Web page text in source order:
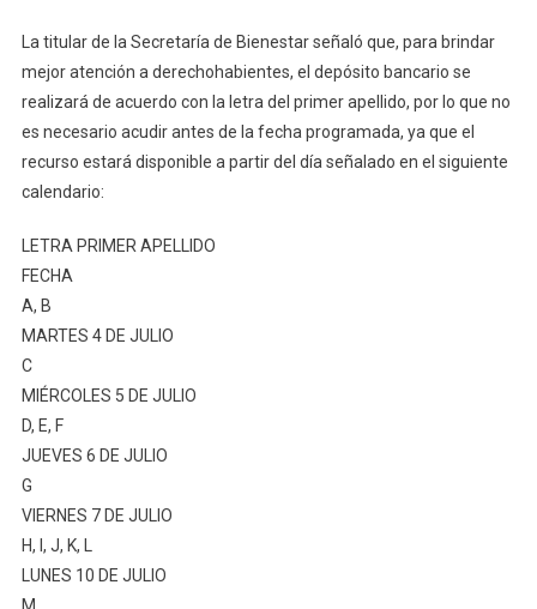
La titular de la Secretaría de Bienestar señaló que, para brindar
mejor atención a derechohabientes, el depósito bancario se
realizará de acuerdo con la letra del primer apellido, por lo que no
es necesario acudir antes de la fecha programada, ya que el
recurso estará disponible a partir del día señalado en el siguiente
calendario:
LETRA PRIMER APELLIDO
FECHA
A, B
MARTES 4 DE JULIO
C
MIÉRCOLES 5 DE JULIO
D, E, F
JUEVES 6 DE JULIO
G
VIERNES 7 DE JULIO
H, I, J, K, L
LUNES 10 DE JULIO